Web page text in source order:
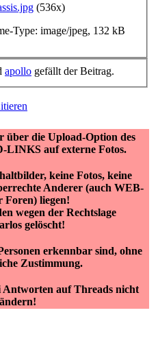
(536x)
Type: image/jpeg, 132 kB
apollo gefällt der Beitrag.
über die Upload-Option des
LINKS auf externe Fotos.
keine Fotos, keine
Anderer (auch WEB-
Foren) liegen!
wegen der Rechtslage
gelöscht!
erkennbar sind, ohne
Zustimmung.
auf Threads nicht